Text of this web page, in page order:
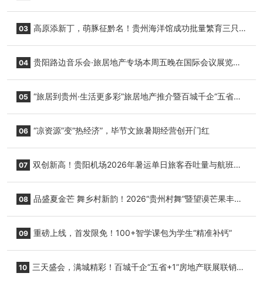
03 高原添新丁，萌豚征黔名！贵州海洋馆成功批量繁育三只
04 贵阳路边音乐会·旅居地产专场本周五晚在国际会议展览中
05 “旅居到贵州·生活更多彩”旅居地产推介暨百城千企“五省
06 “凉资源”变“热经济”，毕节文旅暑期经营创开门红
07 双创新高！贵阳机场2026年暑运单日旅客吞吐量与航班起
08 品盛夏金芒 舞乡村新韵！2026“贵州村舞”暨望谟芒果丰收
09 重磅上线，首发限免！100+智学课包为学生“精准补钙”
10 三天盛会，满城精彩！百城千企“五省+1”房地产联展联销活